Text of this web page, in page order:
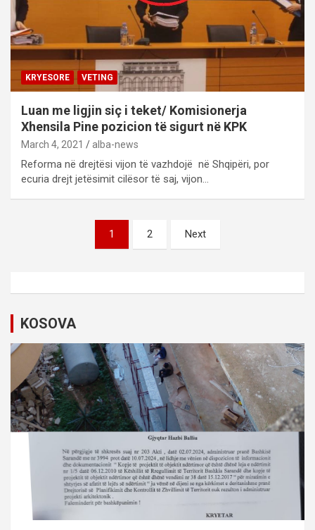
KRYESORE VETING
Luan me ligjin siç i teket/ Komisionerja
Xhensila Pine pozicion të sigurt në KPK
March 4, 2021 alba-news
Reforma në drejtësi vijon të vazhdojë në Shqipëri, por
ecuria drejt jetësimit cilësor të saj, vijon…
t
s
p
g
i
n
1 2 Next
KOSOVA